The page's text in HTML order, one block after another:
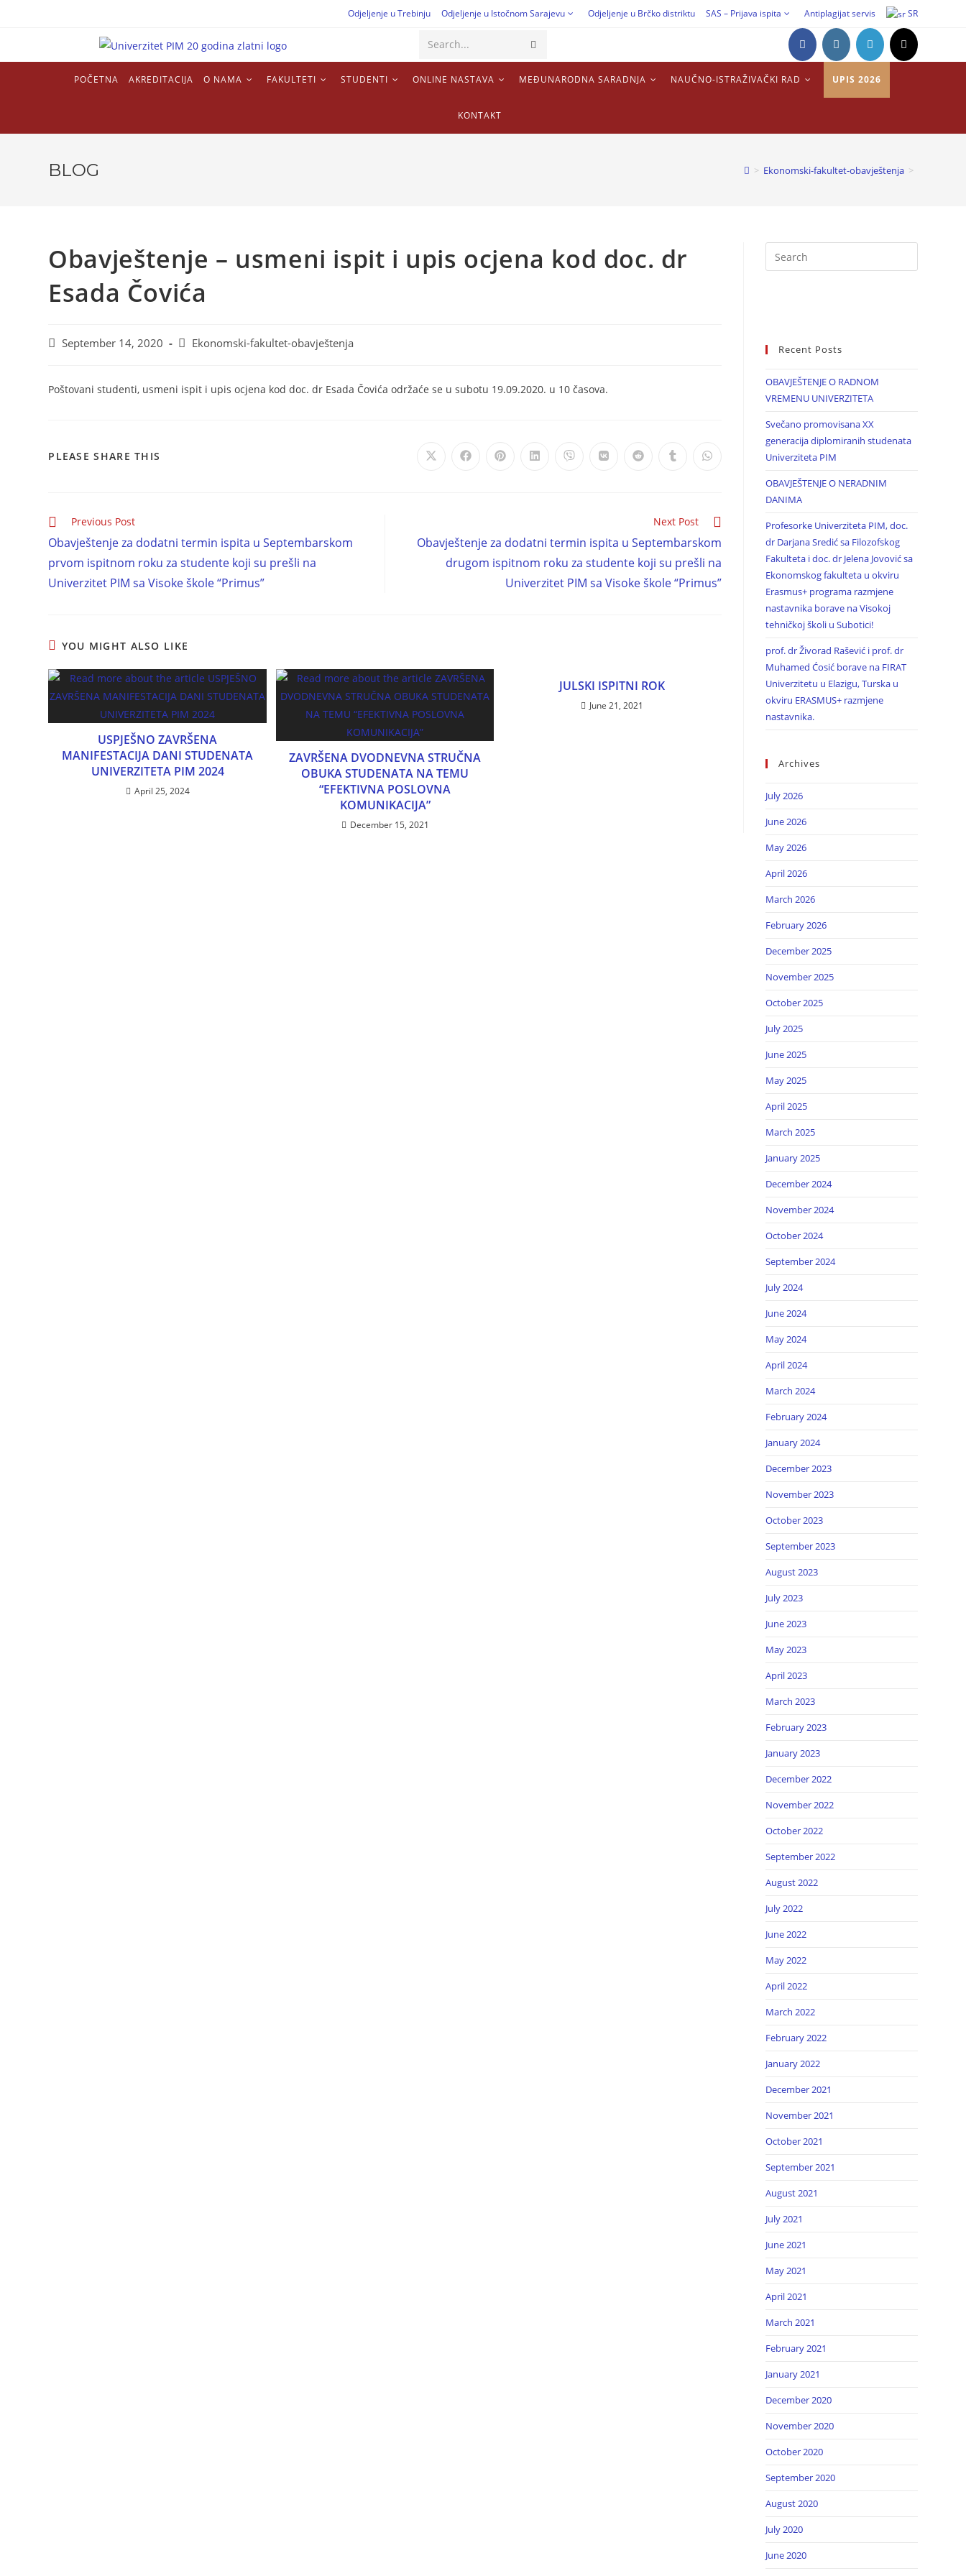
Odjeljenje u Trebinju Odjeljenje u Istočnom Sarajevu Odjeljenje u Brčko distriktu SAS – Prijava ispita Antiplagijat servis SR
Search...
POČETNA AKREDITACIJA O NAMA FAKULTETI STUDENTI ONLINE NASTAVA MEĐUNARODNA SARADNJA NAUČNO-ISTRAŽIVAČKI RAD UPIS 2026
KONTAKT
BLOG > Ekonomski-fakultet-obavještenja >
Obavještenje – usmeni ispit i upis ocjena kod doc. dr
Esada Čovića
September 14, 2020 Ekonomski-fakultet-obavještenja
Poštovani studenti, usmeni ispit i upis ocjena kod doc. dr Esada Čovića održaće se u subotu 19.09.2020. u 10 časova.
PLEASE SHARE THIS
Previous Post
Obavještenje za dodatni termin ispita u Septembarskom
prvom ispitnom roku za studente koji su prešli na
Univerzitet PIM sa Visoke škole “Primus”
Next Post
Obavještenje za dodatni termin ispita u Septembarskom
drugom ispitnom roku za studente koji su prešli na
Univerzitet PIM sa Visoke škole “Primus”
YOU MIGHT ALSO LIKE
USPJEŠNO ZAVRŠENA
MANIFESTACIJA DANI STUDENATA
UNIVERZITETA PIM 2024
April 25, 2024
ZAVRŠENA DVODNEVNA STRUČNA
OBUKA STUDENATA NA TEMU
“EFEKTIVNA POSLOVNA
KOMUNIKACIJA”
December 15, 2021
JULSKI ISPITNI ROK
June 21, 2021
Recent Posts
OBAVJEŠTENJE O RADNOM
VREMENU UNIVERZITETA
Svečano promovisana XX
generacija diplomiranih studenata
Univerziteta PIM
OBAVJEŠTENJE O NERADNIM
DANIMA
Profesorke Univerziteta PIM, doc.
dr Darjana Sredić sa Filozofskog
Fakulteta i doc. dr Jelena Jovović sa
Ekonomskog fakulteta u okviru
Erasmus+ programa razmjene
nastavnika borave na Visokoj
tehničkoj školi u Subotici!
prof. dr Živorad Rašević i prof. dr
Muhamed Ćosić borave na FIRAT
Univerzitetu u Elazigu, Turska u
okviru ERASMUS+ razmjene
nastavnika.
Archives
July 2026
June 2026
May 2026
April 2026
March 2026
February 2026
December 2025
November 2025
October 2025
July 2025
June 2025
May 2025
April 2025
March 2025
January 2025
December 2024
November 2024
October 2024
September 2024
July 2024
June 2024
May 2024
April 2024
March 2024
February 2024
January 2024
December 2023
November 2023
October 2023
September 2023
August 2023
July 2023
June 2023
May 2023
April 2023
March 2023
February 2023
January 2023
December 2022
November 2022
October 2022
September 2022
August 2022
July 2022
June 2022
May 2022
April 2022
March 2022
February 2022
January 2022
December 2021
November 2021
October 2021
September 2021
August 2021
July 2021
June 2021
May 2021
April 2021
March 2021
February 2021
January 2021
December 2020
November 2020
October 2020
September 2020
August 2020
July 2020
June 2020